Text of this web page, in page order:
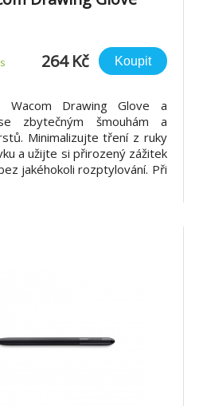
264 Kč Koupit
Wacom Drawing Glove a
zbytečným šmouhám a
Minimalizujte tření z ruky
a užijte si přirozený zážitek
jakéhokoli rozptylování. Při